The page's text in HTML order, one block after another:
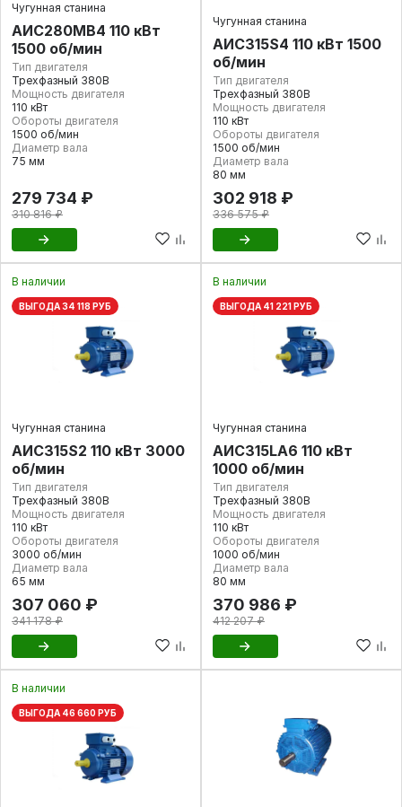
Чугунная станина
АИС280МВ4 110 кВт
1500 об/мин
Тип двигателя
Трехфазный 380В
Мощность двигателя
110 кВт
Обороты двигателя
1500 об/мин
Диаметр вала
75 мм
279 734 ₽
310 816 ₽
Чугунная станина
АИС315S4 110 кВт 1500
об/мин
Тип двигателя
Трехфазный 380В
Мощность двигателя
110 кВт
Обороты двигателя
1500 об/мин
Диаметр вала
80 мм
302 918 ₽
336 575 ₽
В наличии
ВЫГОДА 34 118 РУБ
Чугунная станина
АИС315S2 110 кВт 3000
об/мин
Тип двигателя
Трехфазный 380В
Мощность двигателя
110 кВт
Обороты двигателя
3000 об/мин
Диаметр вала
65 мм
307 060 ₽
341 178 ₽
В наличии
ВЫГОДА 41 221 РУБ
Чугунная станина
АИС315LA6 110 кВт
1000 об/мин
Тип двигателя
Трехфазный 380В
Мощность двигателя
110 кВт
Обороты двигателя
1000 об/мин
Диаметр вала
80 мм
370 986 ₽
412 207 ₽
В наличии
ВЫГОДА 46 660 РУБ